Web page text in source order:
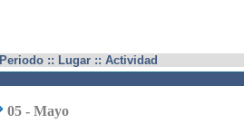
Periodo :: Lugar :: Actividad
05 - Mayo